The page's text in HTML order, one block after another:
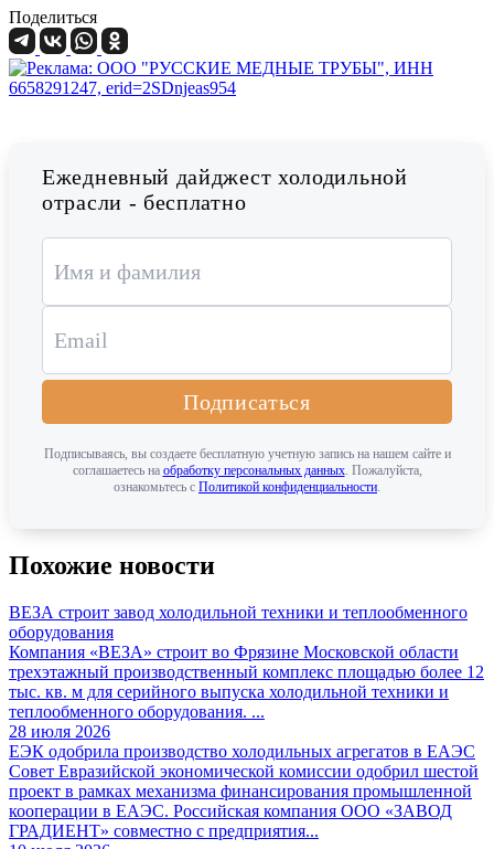
Поделиться
Ежедневный дайджест холодильной
отрасли - бесплатно
Подписаться
Подписываясь, вы создаете бесплатную учетную запись на нашем сайте и
соглашаетесь на обработку персональных данных. Пожалуйста,
ознакомьтесь с Политикой конфиденциальности.
Похожие новости
ВЕЗА строит завод холодильной техники и теплообменного
оборудования
Компания «ВЕЗА» строит во Фрязине Московской области
трехэтажный производственный комплекс площадью более 12
тыс. кв. м для серийного выпуска холодильной техники и
теплообменного оборудования. ...
28 июля 2026
ЕЭК одобрила производство холодильных агрегатов в ЕАЭС
Совет Евразийской экономической комиссии одобрил шестой
проект в рамках механизма финансирования промышленной
кооперации в ЕАЭС. Российская компания ООО «ЗАВОД
ГРАДИЕНТ» совместно с предприятия...